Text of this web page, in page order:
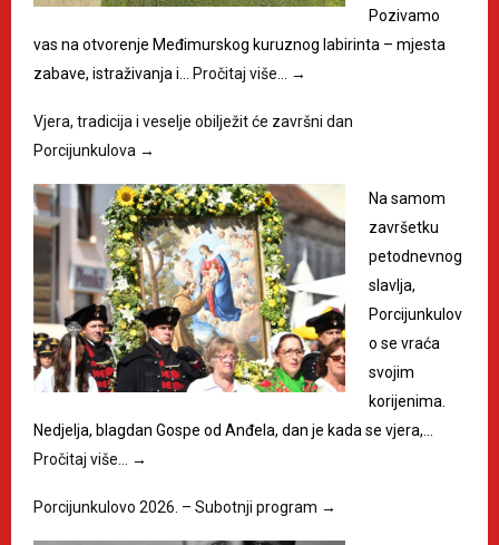
Pozivamo
vas na otvorenje Međimurskog kuruznog labirinta – mjesta
zabave, istraživanja i…
Pročitaj više… →
Vjera, tradicija i veselje obilježit će završni dan
Porcijunkulova →
Na samom
završetku
petodnevnog
slavlja,
Porcijunkulov
o se vraća
svojim
korijenima.
Nedjelja, blagdan Gospe od Anđela, dan je kada se vjera,…
Pročitaj više…
→
Porcijunkulovo 2026. – Subotnji program →